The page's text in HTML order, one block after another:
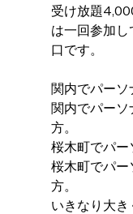
受け放題
は一回参加
口です。
関内でパーソ
関内でパー
方。
桜木町でパー
桜木町でパ
方。
いきなり大き